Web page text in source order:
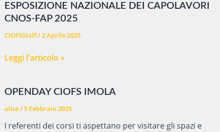
Academy
Olivetti
Pro.Digi
a
Casa
Lodesana
ESPOSIZIONE NAZIONALE DEI CAPOLAVORI
CNOS-FAP 2025
CIOFSStaff/2 Aprile 2025
ESPOSIZIONE
CAPOLAVORI
CNOS-
FAP
Leggi l'articolo »
OPENDAY CIOFS IMOLA
alice/5 Febbraio 2025
I referenti dei corsi ti aspettano per visitare gli spazi e